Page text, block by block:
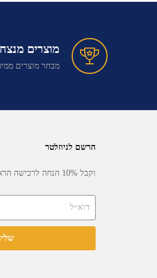
מוצרים
מבחר מוצרים
הרשם לניוזלטר
וקבל 10% הנחה לרכישה הראשונה